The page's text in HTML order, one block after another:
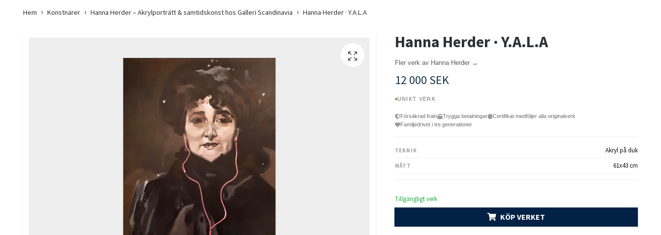
Hem Konstnärer Hanna Herder – Akrylporträtt & samtidskonst hos Galleri Scandinavia Hanna Herder · Y.A.L.A
Hanna Herder · Y.A.L.A
Fler verk av Hanna Herder →
12 000 SEK
UNIKT VERK
Försäkrad frakt Trygga betalningar
Certifikat medföljer alla originalverk
Familjedrivet i tre generationer
TEKNIK Akryl på duk
MÅTT 61x43 cm
Tillgängligt verk
KÖP VERKET